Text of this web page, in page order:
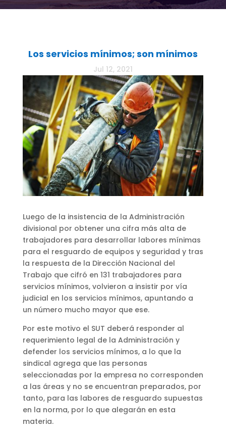
Los servicios mínimos; son mínimos
Jul 12, 2021
Luego de la insistencia de la Administración
divisional por obtener una cifra más alta de
trabajadores para desarrollar labores mínimas
para el resguardo de equipos y seguridad y tras
la respuesta de la Dirección Nacional del
Trabajo que cifró en 131 trabajadores para
servicios mínimos, volvieron a insistir por vía
judicial en los servicios mínimos, apuntando a
un número mucho mayor que ese.
Por este motivo el SUT deberá responder al
requerimiento legal de la Administración y
defender los servicios mínimos, a lo que la
sindical agrega que las personas
seleccionadas por la empresa no corresponden
a las áreas y no se encuentran preparados, por
tanto, para las labores de resguardo supuestas
en la norma, por lo que alegarán en esta
materia.